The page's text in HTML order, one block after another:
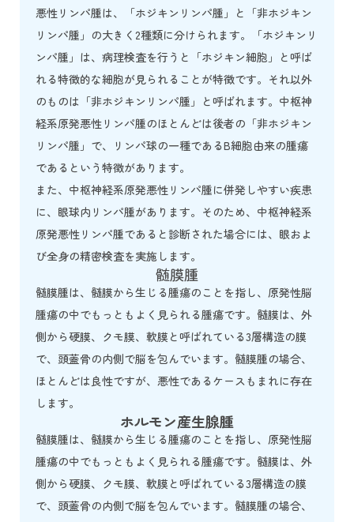
悪性リンパ腫は、「ホジキンリンパ腫」と「非ホジキン
リンパ腫」の大きく2種類に分けられます。「ホジキンリ
ンパ腫」は、病理検査を行うと「ホジキン細胞」と呼ば
れる特徴的な細胞が見られることが特徴です。それ以外
のものは「非ホジキンリンパ腫」と呼ばれます。中枢神
経系原発悪性リンパ腫のほとんどは後者の「非ホジキン
リンパ腫」で、リンパ球の一種であるB細胞由来の腫瘍
であるという特徴があります。
また、中枢神経系原発悪性リンパ腫に併発しやすい疾患
に、眼球内リンパ腫があります。そのため、中枢神経系
原発悪性リンパ腫であると診断された場合には、眼およ
び全身の精密検査を実施します。
髄膜腫
髄膜腫は、髄膜から生じる腫瘍のことを指し、原発性脳
腫瘍の中でもっともよく見られる腫瘍です。髄膜は、外
側から硬膜、クモ膜、軟膜と呼ばれている3層構造の膜
で、頭蓋骨の内側で脳を包んでいます。髄膜腫の場合、
ほとんどは良性ですが、悪性であるケースもまれに存在
します。
ホルモン産生腺腫
髄膜腫は、髄膜から生じる腫瘍のことを指し、原発性脳
腫瘍の中でもっともよく見られる腫瘍です。髄膜は、外
側から硬膜、クモ膜、軟膜と呼ばれている3層構造の膜
で、頭蓋骨の内側で脳を包んでいます。髄膜腫の場合、